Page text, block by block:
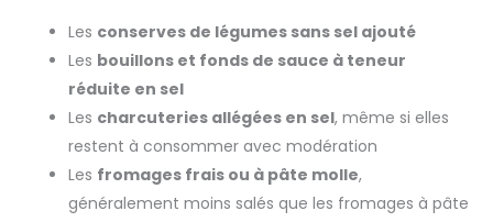
seulement dans la cuisine
de papier. Ces ciseaux seront
Les conserves de légumes sans sel ajouté
Les bouillons et fonds de sauce à teneur
réduite en sel
Les charcuteries allégées en sel, même si elles
restent à consommer avec modération
Les fromages frais ou à pâte molle,
généralement moins salés que les fromages à pâte